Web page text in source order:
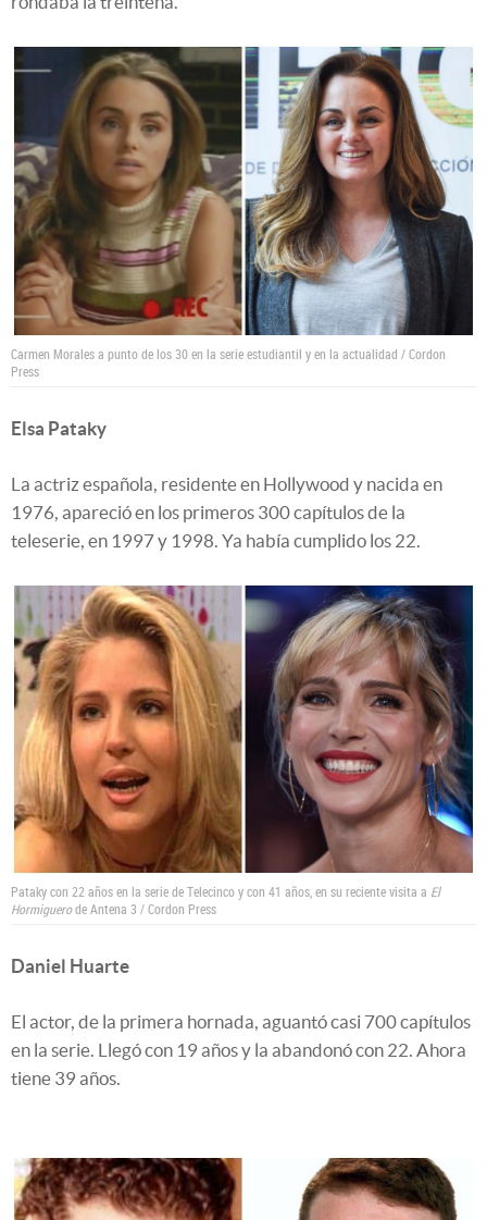
Carmen Morales a punto de los 30 en la serie estudiantil y en la actualidad / Cordon
Press
Elsa Pataky
La actriz española, residente en Hollywood y nacida en
1976, apareció en los primeros 300 capítulos de la
teleserie, en 1997 y 1998. Ya había cumplido los 22.
Pataky con 22 años en la serie de Telecinco y con 41 años, en su reciente visita a El
Hormiguerode Antena 3 / Cordon Press
Daniel Huarte
El actor, de la primera hornada, aguantó casi 700 capítulos
en la serie. Llegó con 19 años y la abandonó con 22. Ahora
tiene 39 años.